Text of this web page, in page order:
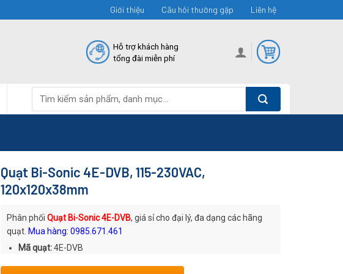
Giới thiệu Câu hỏi thường gặp Liên hệ
Hỗ trợ khách hàng
tổng đài miễn phí
kiếm:
Quạt Bi-Sonic 4E-DVB, 115-230VAC,
120x120x38mm
Phân phốiQuạt Bi-Sonic 4E-DVB, giá sỉ cho đại lý, đa dạng các hãng
quạt. Mua hàng: 0985.671.461
Mã quạt:4E-DVB
Thương hiệu: Quạt AC Bi-Sonic